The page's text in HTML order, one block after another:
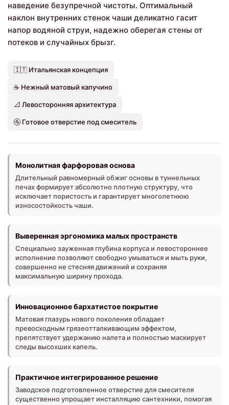
наведение безупречной чистоты. Оптимальный
наклон внутренних стенок чаши деликатно гасит
напор водяной струи, надежно оберегая стены от
потеков и случайных брызг.
🇮🇹 Итальянская концепция
☕ Нежный матовый капучино
📐 Левосторонняя архитектура
🚰 Готовое отверстие под смеситель
Монолитная фарфоровая основа
Длительный равномерный обжиг основы в туннельных
печах формирует абсолютно плотную структуру, что
исключает пористость и гарантирует многолетнюю
износостойкость чаши.
Выверенная эргономика малых пространств
Специально зауженная глубина корпуса и левостороннее
исполнение позволяют свободно умываться и мыть руки,
совершенно не стесняя движений и сохраняя
максимальную ширину прохода.
Инновационное бархатистое покрытие
Матовая глазурь нового поколения обладает
превосходным грязеотталкивающим эффектом,
препятствует удержанию налета и полностью маскирует
следы высохших капель.
Практичное интегрированное решение
Заводское подготовленное отверстие для смесителя
существенно упрощает инсталляцию сантехники, помогая